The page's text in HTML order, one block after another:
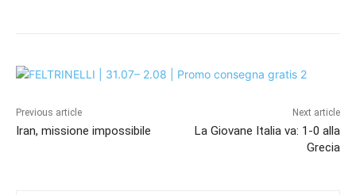
Previous article
Iran, missione impossibile
Next article
La Giovane Italia va: 1-0 alla
Grecia